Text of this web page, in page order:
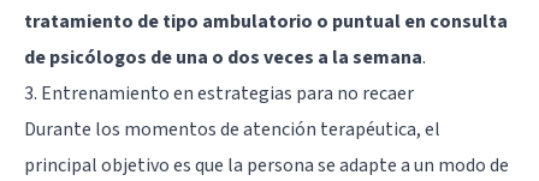
tratamiento de tipo ambulatorio o puntual en consulta
de psicólogos de una o dos veces a la semana.
3. Entrenamiento en estrategias para no recaer
Durante los momentos de atención terapéutica, el
principal objetivo es que la persona se adapte a un modo de